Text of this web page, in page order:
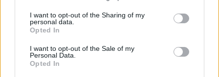
not limited to your visit or usage behaviour. You may click to
grant or deny consent to Google and its third-party tags to
use your data for below specified purposes in below Google
consent section.
I want to opt-out of the Sharing of my
personal data.
Opted In
I want to opt-out of the Sale of my
Personal Data.
Opted In
Mindez azokban az időkben zajlott, amikor
Vidnyánszky Attilát nevezték ki a Kaposvári Egyetem
felmondtak a színházi tanszéket vezető Csáki
Juditnak és több tanárnak. A cikk erre a „viharos